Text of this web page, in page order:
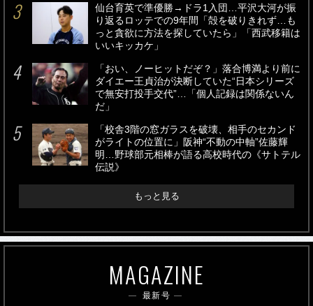
仙台育英で準優勝→ドラ1入団…平沢大河が振
り返るロッテでの9年間「殻を破りきれず…も
っと貪欲に方法を探していたら」「西武移籍は
いいキッカケ」
「おい、ノーヒットだぞ？」落合博満より前に
ダイエー王貞治が決断していた“日本シリーズ
で無安打投手交代”…「個人記録は関係ないん
だ」
「校舎3階の窓ガラスを破壊、相手のセカンド
がライトの位置に」阪神“不動の中軸”佐藤輝
明…野球部元相棒が語る高校時代の《サトテル
伝説》
もっと見る
MAGAZINE
最新号